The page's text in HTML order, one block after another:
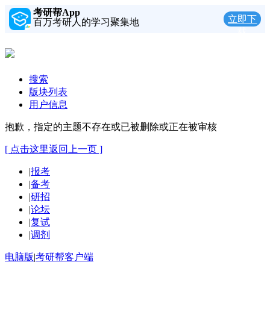
考研帮App
百万考研人的学习聚集地
立即下
搜索
版块列表
用户信息
抱歉，指定的主题不存在或已被删除或正在被审核
[ 点击这里返回上一页 ]
|报考
|备考
|研招
|论坛
|复试
|调剂
电脑版|考研帮客户端